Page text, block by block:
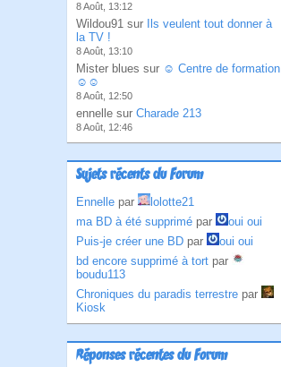
8 Août, 13:12
Wildou91 sur
Ils veulent tout donner à
la TV !
8 Août, 13:10
Mister blues sur ☺ Centre de formation
☺☺
8 Août, 12:50
ennelle sur Charade 213
8 Août, 12:46
Sujets récents du Forum
Ennelle par
lolotte21
ma BD à été supprimé par
oui oui
Puis-je créer une BD par
oui oui
bd encore supprimé à tort par
boudu113
Chroniques du paradis terrestre par
Kiosk
Réponses récentes du Forum